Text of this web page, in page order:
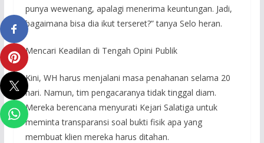
punya wewenang, apalagi menerima keuntungan. Jadi,
bagaimana bisa dia ikut terseret?” tanya Selo heran.
Mencari Keadilan di Tengah Opini Publik
Kini, WH harus menjalani masa penahanan selama 20
hari. Namun, tim pengacaranya tidak tinggal diam.
Mereka berencana menyurati Kejari Salatiga untuk
meminta transparansi soal bukti fisik apa yang
membuat klien mereka harus ditahan.